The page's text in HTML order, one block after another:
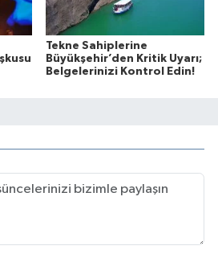
Tekne Sahiplerine
Büyükşehir’den Kritik Uyarı;
Belgelerinizi Kontrol Edin!